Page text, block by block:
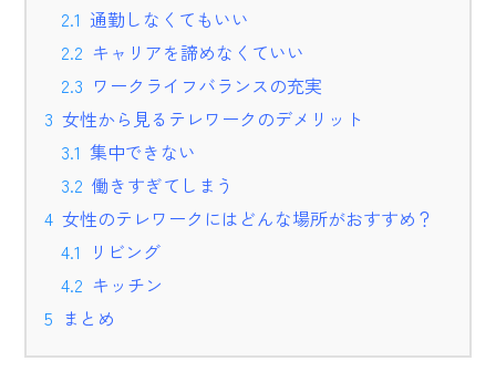
通勤しなくてもいい
キャリアを諦めなくていい
ワークライフバランスの充実
女性から見るテレワークのデメリット
集中できない
働きすぎてしまう
女性のテレワークにはどんな場所がおすすめ？
リビング
キッチン
まとめ